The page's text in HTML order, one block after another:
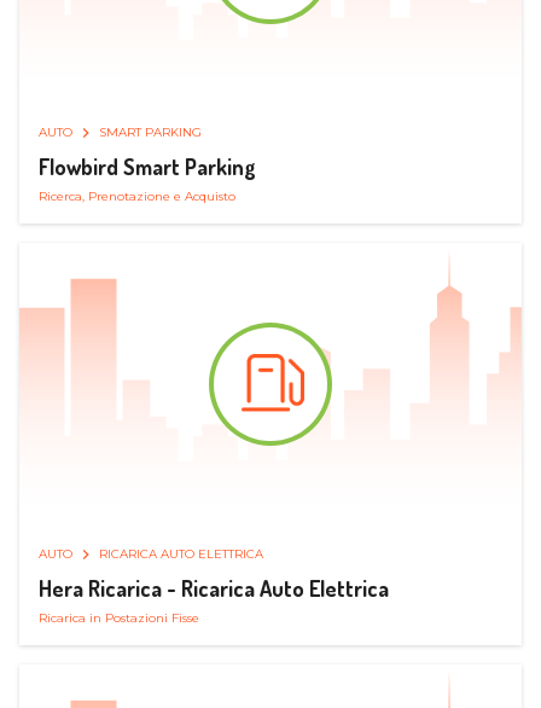
AUTO SMART PARKING
Flowbird Smart Parking
Ricerca, Prenotazione e Acquisto
AUTO RICARICA AUTO ELETTRICA
Hera Ricarica - Ricarica Auto Elettrica
Ricarica in Postazioni Fisse